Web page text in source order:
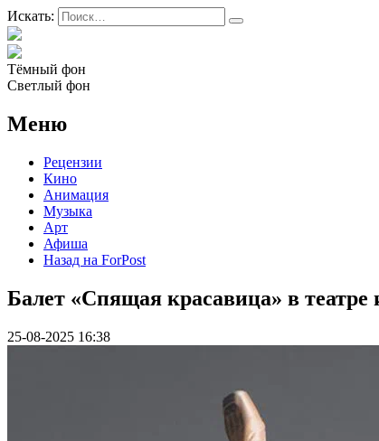
Искать:
Тёмный фон
Светлый фон
Меню
Рецензии
Кино
Анимация
Музыка
Арт
Афиша
Назад на ForPost
Балет «Спящая красавица» в
25-08-2025 16:38